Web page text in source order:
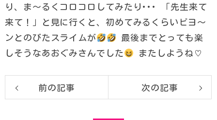
り、ま〜るくコロコロしてみたり･･･ 「先生来て
来て！」と見に行くと、初めてみるくらいビヨ〜
ンとのびたスライムが
最後までとっても楽
しそうなあおぐみさんでした
またしようね♡
前の記事 次の記事